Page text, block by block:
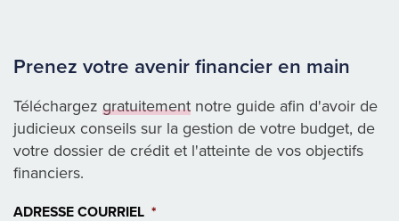
Prenez votre avenir financier en main
Téléchargez gratuitement notre guide afin d'avoir de
judicieux conseils sur la gestion de votre budget, de
votre dossier de crédit et l'atteinte de vos objectifs
financiers.
ADRESSE COURRIEL *